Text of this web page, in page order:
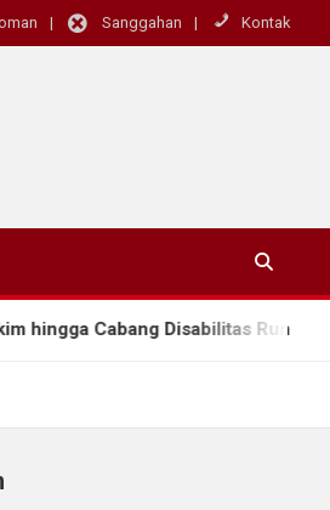
Sanggahan Kontak
Disabilitas Rungu Wicara